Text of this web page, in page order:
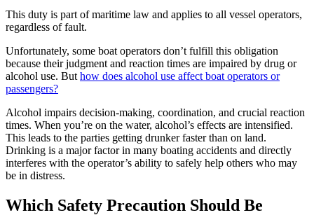
This duty is part of maritime law and applies to all vessel operators,
regardless of fault.
Unfortunately, some boat operators don’t fulfill this obligation
because their judgment and reaction times are impaired by drug or
alcohol use. But how does alcohol use affect boat operators or
passengers?
Alcohol impairs decision-making, coordination, and crucial reaction
times. When you’re on the water, alcohol’s effects are intensified.
This leads to the parties getting drunker faster than on land.
Drinking is a major factor in many boating accidents and directly
interferes with the operator’s ability to safely help others who may
be in distress.
Which Safety Precaution Should Be